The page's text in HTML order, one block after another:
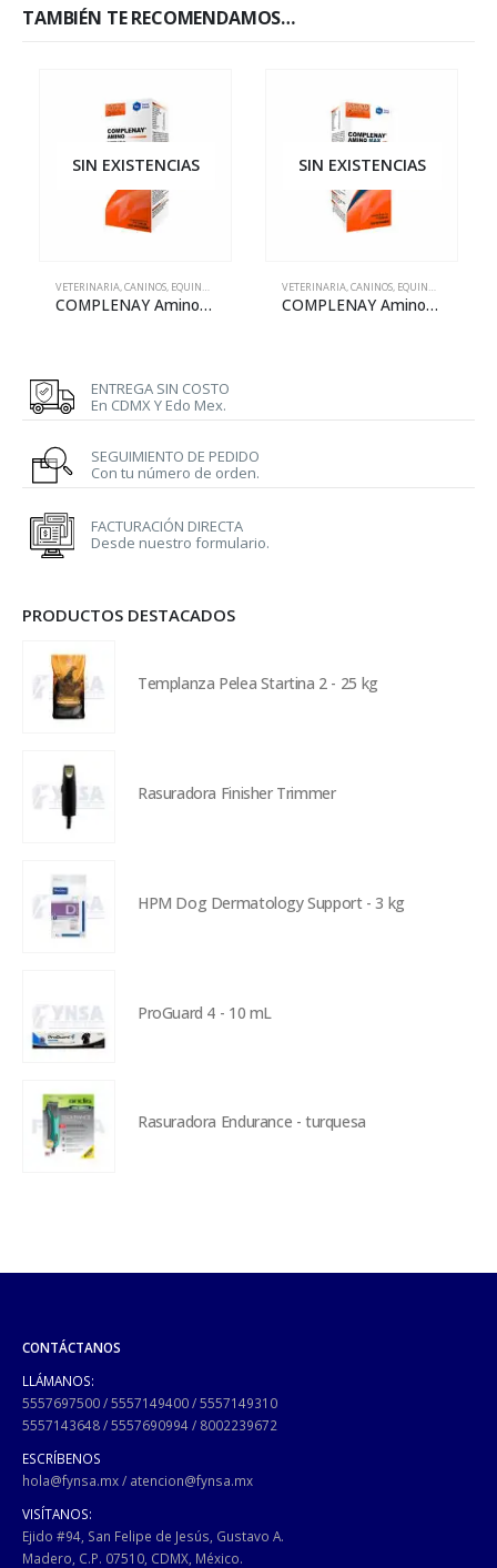
TAMBIÉN TE RECOMENDAMOS…
SIN EXISTENCIAS
VETERINARIA,CANINOS, EQUINOS OVINOS Y CAPRINOS,PORCINOS
COMPLENAY Amino – 500 mL
SIN EXISTENCIAS
VETERINARIA,CANINOS, EQUINOS
COMPLENAY Amino Max – 250 mL
ENTREGA SIN COSTO
En CDMX Y Edo Mex.
SEGUIMIENTO DE PEDIDO
Con tu número de orden.
FACTURACIÓN DIRECTA
Desde nuestro formulario.
PRODUCTOS DESTACADOS
Templanza Pelea Startina 2 - 25 kg
Rasuradora Finisher Trimmer
HPM Dog Dermatology Support - 3 kg
ProGuard 4 - 10 mL
Rasuradora Endurance - turquesa
CONTÁCTANOS
LLÁMANOS:
5557697500/5557149400/5557149310
5557143648/5557690994/ 8002239672
ESCRÍBENOS
hola@fynsa.mx/ atencion@fynsa.mx
VISÍTANOS:
Ejido #94, San Felipe de Jesús, Gustavo A.
Madero, C.P. 07510, CDMX, México.